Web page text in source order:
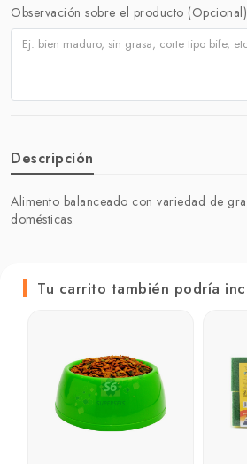
Observación sobre el producto (Opcional)
Descripción
Alimento balanceado con variedad de
domésticas.
Tu carrito también podría